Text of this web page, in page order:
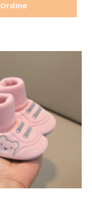
Ordine